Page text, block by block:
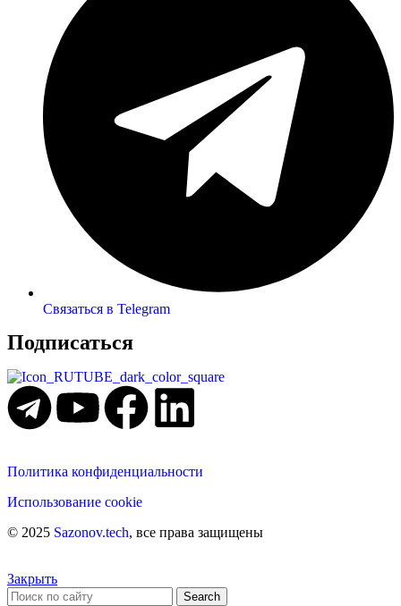
Связаться в Telegram
Подписаться
Политика конфиденциальности
Использование cookie
© 2025 Sazonov.tech, все права защищены
Закрыть
Search